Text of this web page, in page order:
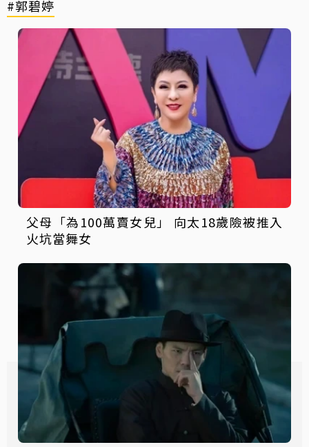
#郭碧婷
父母「為100萬賣女兒」 向太18歲險被推入
火坑當舞女